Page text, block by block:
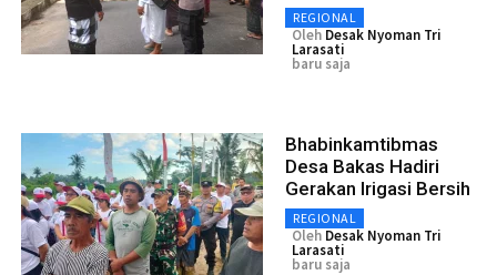
REGIONAL
Oleh Desak Nyoman Tri
Larasati
baru saja
Bhabinkamtibmas
Desa Bakas Hadiri
Gerakan Irigasi Bersih
REGIONAL
Oleh Desak Nyoman Tri
Larasati
baru saja